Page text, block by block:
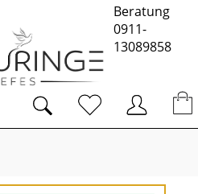
Beratung
0911-
13089858